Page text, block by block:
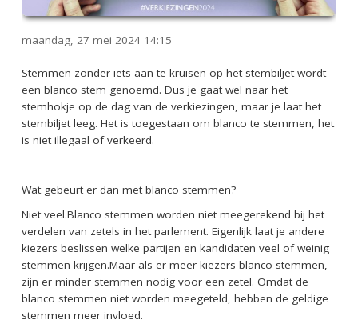
maandag, 27 mei 2024 14:15
Stemmen zonder iets aan te kruisen op het stembiljet wordt
een blanco stem genoemd. Dus je gaat wel naar het
stemhokje op de dag van de verkiezingen, maar je laat het
stembiljet leeg. Hetis toegestaan om blanco te stemmen, het
is niet illegaal of verkeerd.
Wat gebeurt er dan met blanco stemmen?
Niet veel.Blanco stemmen worden niet meegerekend bij het
verdelen van zetels in het parlement. Eigenlijk laat je andere
kiezers beslissen welke partijen en kandidaten veel of weinig
stemmen krijgen.Maar als er meer kiezers blanco stemmen,
zijn er minder stemmen nodig voor een zetel. Omdat de
blanco stemmen niet worden meegeteld, hebben de geldige
stemmen meer invloed.